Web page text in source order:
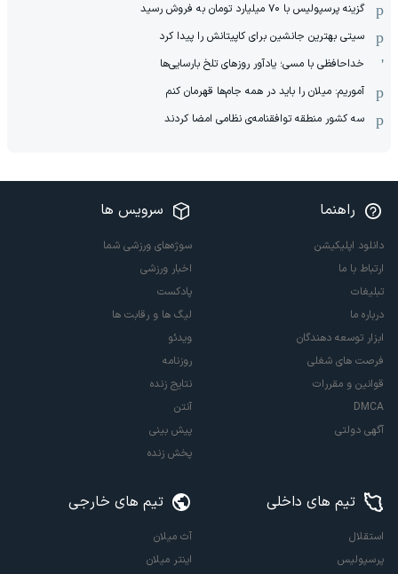
گزینه پرسپولیس با ۷۰ میلیارد تومان به فروش رسید
سیتی بهترین جانشین برای کاپیتانش را پیدا کرد
خداحافظی با مسی؛ یادآور روزهای تلخ بارسایی‌ها
آموریم: میلان را باید در همه جام‌ها قهرمان کنم
سه کشور منطقه توافقنامه‌ی نظامی امضا کردند
راهنما
دانلود اپلیکیشن
ارتباط با ما
تبلیغات
درباره ما
ابزار توسعه دهندگان
فرصت های شغلی
قوانین و مقررات
DMCA
آگهی دولتی
سرویس ها
سوژه‌های ورزشی شما
اخبار ورزشی
پادکست
لیگ ها و رقابت ها
ویدئو
روزنامه
نتایج زنده
آنتن
پیش بینی
پخش زنده
تیم های داخلی
استقلال
پرسپولیس
تیم های خارجی
آث میلان
اینتر میلان